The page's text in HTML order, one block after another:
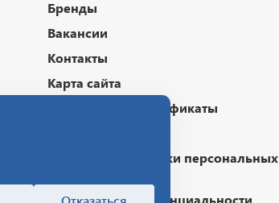
Бренды
Вакансии
Контакты
Карта сайта
Подарочные сертификаты
Политика обработки персональных
Политика конфиденциальности